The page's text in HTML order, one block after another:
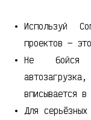
Используй
проектов —
Не бойся
вписывается
Для